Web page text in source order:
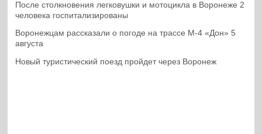
После столкновения легковушки и мотоцикла в Воронеже 2
человека госпитализированы
Воронежцам рассказали о погоде на трассе М-4 «Дон» 5
августа
Новый туристический поезд пройдет через Воронеж